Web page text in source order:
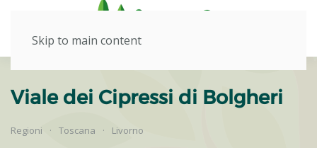
Skip to main content
Viale dei Cipressi di Bolgheri
Regioni Toscana Livorno